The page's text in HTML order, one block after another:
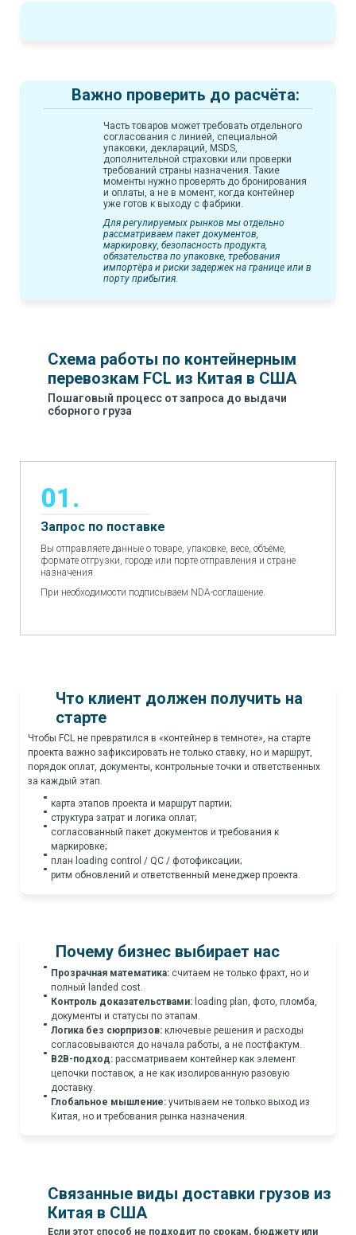
Важно проверить до расчёта:
Часть товаров может требовать отдельного
согласования с линией, специальной
упаковки, деклараций, MSDS,
дополнительной страховки или проверки
требований страны назначения. Такие
моменты нужно проверять до бронирования
и оплаты, а не в момент, когда контейнер
уже готов к выходу с фабрики.
Для регулируемых рынков мы отдельно
рассматриваем пакет документов,
маркировку, безопасность продукта,
обязательства по упаковке, требования
импортёра и риски задержек на границе или в
порту прибытия.
Схема работы по контейнерным
перевозкам FCL из Китая в США
Пошаговый процесс от запроса до выдачи
сборного груза
01.
Запрос по поставке
Вы отправляете данные о товаре, упаковке, весе, объёме,
формате отгрузки, городе или порте отправления и стране
назначения.
При необходимости подписываем NDA-соглашение.
Что клиент должен получить на
старте
Чтобы FCL не превратился в «контейнер в темноте», на старте
проекта важно зафиксировать не только ставку, но и маршрут,
порядок оплат, документы, контрольные точки и ответственных
за каждый этап.
карта этапов проекта и маршрут партии;
структура затрат и логика оплат;
согласованный пакет документов и требования к
маркировке;
план loading control / QC / фотофиксации;
ритм обновлений и ответственный менеджер проекта.
Почему бизнес выбирает нас
Прозрачная математика: считаем не только фрахт, но и
полный landed cost.
Контроль доказательствами: loading plan, фото, пломба,
документы и статусы по этапам.
Логика без сюрпризов: ключевые решения и расходы
согласовываются до начала работы, а не постфактум.
B2B-подход: рассматриваем контейнер как элемент
цепочки поставок, а не как изолированную разовую
доставку.
Глобальное мышление: учитываем не только выход из
Китая, но и требования рынка назначения.
Связанные виды доставки грузов из
Китая в США
Если этот способ не подходит по срокам, бюджету или